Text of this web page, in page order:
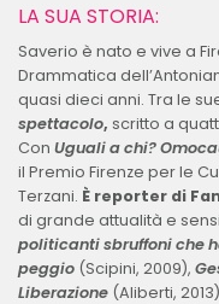
LA SUA STORIA:
Saverio è nato e vive a
Drammatica
quasi dieci anni. Tra le
spettacolo, scritto a
Con Uguali a chi?
il Premio Firenze per le
Terzani. È reporter di
di grande attualità e
politicanti sbruffoni che
peggio (Scipini, 2009),
Liberazione (Aliberti, 2013)